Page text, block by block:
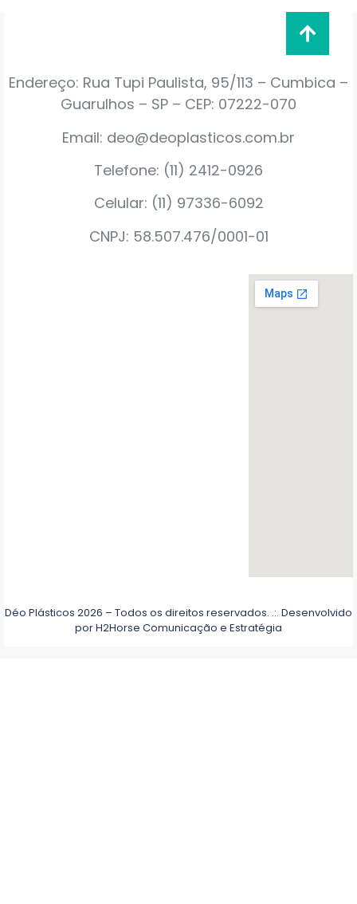
Endereço: Rua Tupi Paulista, 95/113 – Cumbica –
Guarulhos – SP – CEP: 07222-070
Email: deo@deoplasticos.com.br
Telefone: (11) 2412-0926
Celular: (11) 97336-6092
CNPJ: 58.507.476/0001-01
Déo Plásticos 2026 – Todos os direitos reservados. .:. Desenvolvido
porH2Horse Comunicação e Estratégia